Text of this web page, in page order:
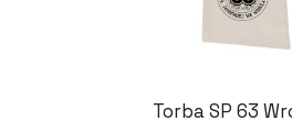
Torba SP 63